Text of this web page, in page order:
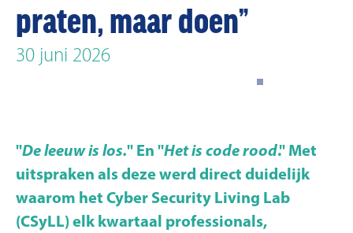
praten, maar doen”
30 juni 2026
"De leeuw is los." En "Het is code rood." Met
uitspraken als deze werd direct duidelijk
waarom het Cyber Security Living Lab
(CSyLL) elk kwartaal professionals,